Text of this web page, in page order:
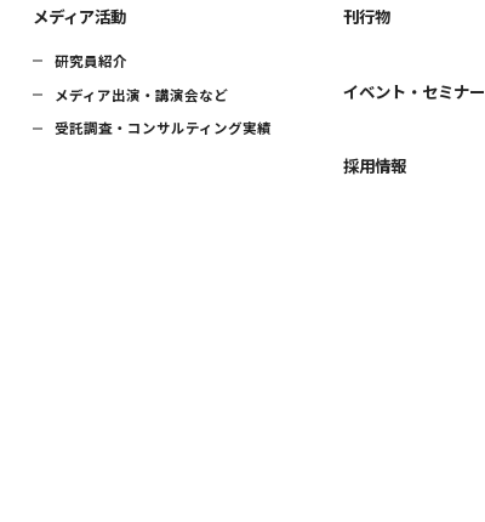
メディア活動
研究員紹介
メディア出演・講演会など
受託調査・コンサルティング実績
刊行物
イベント・セミナー
採用情報